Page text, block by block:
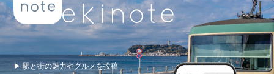
▶ 駅と街の魅力やグルメを投稿